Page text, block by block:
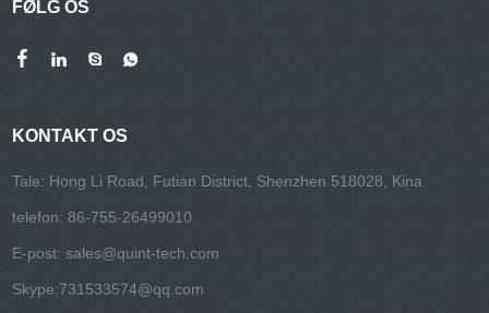
FØLG OS
KONTAKT OS
Tale: Hong Li Road, Futian District, Shenzhen 518028, Kina
telefon: 86-755-26499010
E-post:sales@quint-tech.com
Skype:731533574@qq.com